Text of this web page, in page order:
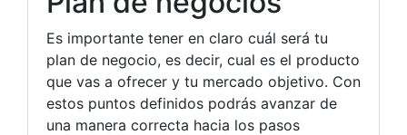
Es importante tener en claro cuál será tu
plan de negocio, es decir, cual es el producto
que vas a ofrecer y tu mercado objetivo. Con
estos puntos definidos podrás avanzar de
una manera correcta hacia los pasos